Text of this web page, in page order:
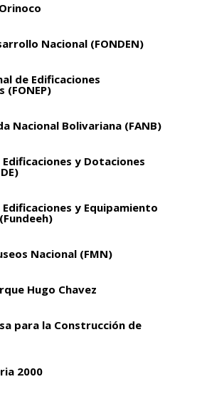
Nacional (FONDEN)
de Edificaciones
(FONEP)
Nacional Bolivariana (FANB)
Edificaciones y Dotaciones
Edificaciones y Equipamiento
Nacional (FMN)
Hugo Chavez
para la Construcción de
2000